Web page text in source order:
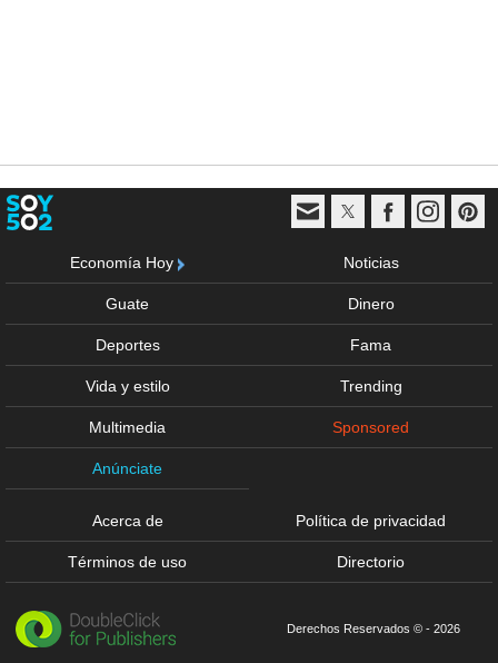
Economía Hoy Noticias
Guate Dinero
Deportes Fama
Vida y estilo Trending
Multimedia Sponsored
Anúnciate
Acerca de Política de privacidad
Términos de uso Directorio
Derechos Reservados © - 2026